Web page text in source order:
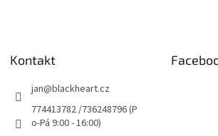
Kontakt
jan@blackheart.cz
774413782 /736248796 (P
o-Pá 9:00 - 16:00)